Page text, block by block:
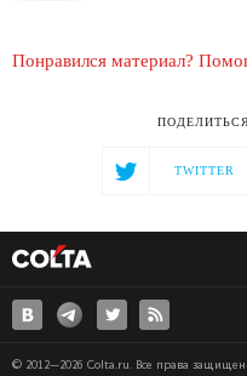
Понравился материал?
TWITTER
© 2012—2026 Colta.ru. Все права